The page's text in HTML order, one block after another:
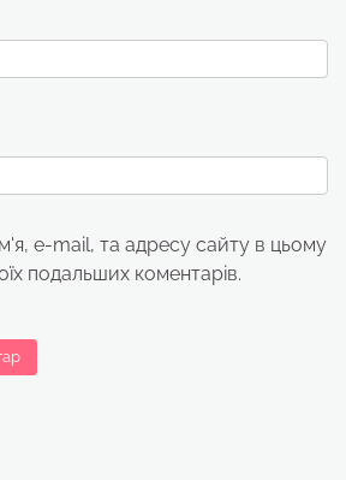
e-mail, та адресу сайту в цьому
подальших коментарів.